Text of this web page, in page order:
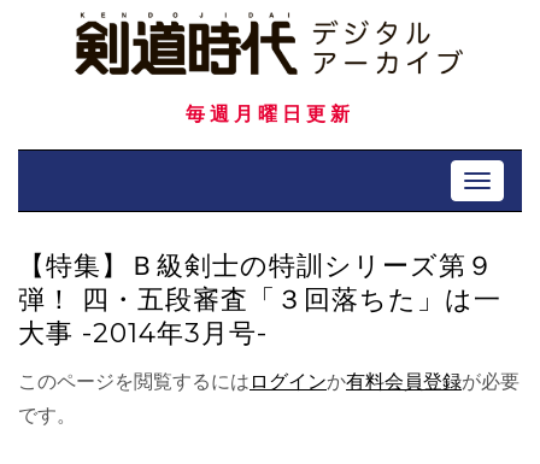
毎週月曜日更新
Toggle
【特集】Ｂ級剣士の特訓シリーズ第９
弾！ 四・五段審査「３回落ちた」は一
大事 -2014年3月号-
このページを閲覧するには ログインか有料会員登録が必要
です。